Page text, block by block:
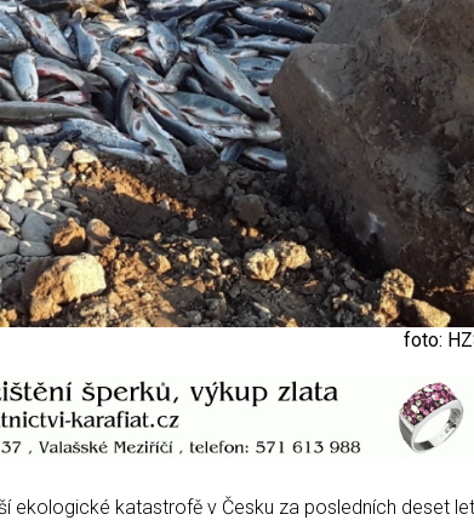
foto:
ekologické katastrofě v Česku za posledních deset